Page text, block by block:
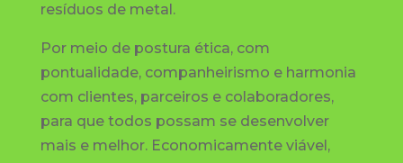
resíduos de metal.
Por meio de postura ética, com
pontualidade, companheirismo e harmonia
com clientes, parceiros e colaboradores,
para que todos possam se desenvolver
mais e melhor. Economicamente viável,